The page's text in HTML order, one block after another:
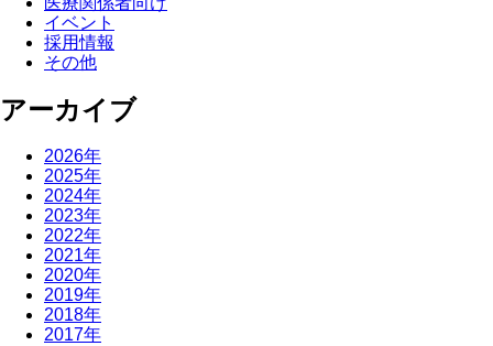
イベント
採用情報
その他
アーカイブ
2026年
2025年
2024年
2023年
2022年
2021年
2020年
2019年
2018年
2017年